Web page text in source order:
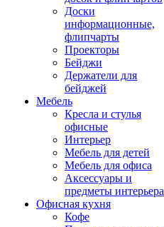
Доски
информационные,
флипчарты
Проекторы
Бейджи
Держатели для
бейджей
Мебель
Кресла и стулья
офисные
Интерьер
Мебель для детей
Мебель для офиса
Аксессуары и
предметы интерьера
Офисная кухня
Кофе